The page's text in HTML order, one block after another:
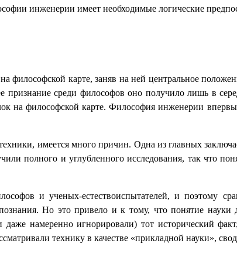
инженерии имеет необходимые логические
философской карте, заняв на ней центральное
среди философов оно получило лишь в
на философской карте. Философия инженерии
имеется много причин. Одна из главных
полного и углубленного исследования, так что
и ученых-естествоиспытателей, и поэтому
Но это привело и к тому, что понятие науки
намеренно игнорировали) тот исторический
технику в качестве «прикладной науки»,